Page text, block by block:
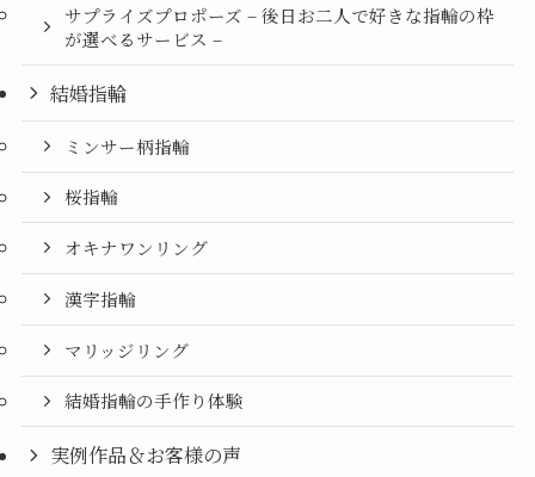
サプライズプロポーズ – 後日お二人で好きな指輪の枠
が選べるサービス –
結婚指輪
ミンサー柄指輪
桜指輪
オキナワンリング
漢字指輪
マリッジリング
結婚指輪の手作り体験
実例作品＆お客様の声